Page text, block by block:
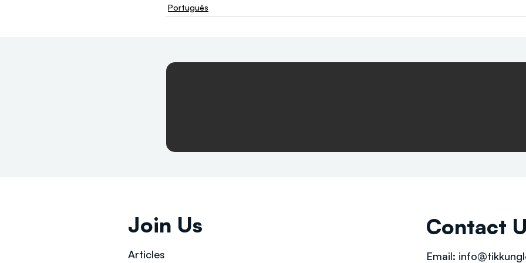
Português
Join Us
Articles
Contact
Email: